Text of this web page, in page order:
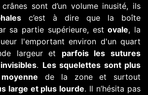
sont d’un volume inusité, ils
c’est à dire que la boîte
sa partie supérieure, estovale, la
l'emportant environ d'un quart
largeur et parfois les sutures
. Les squelettes sont plus
de la zone et surtout
large et plus lourde. Il n’hésita pas